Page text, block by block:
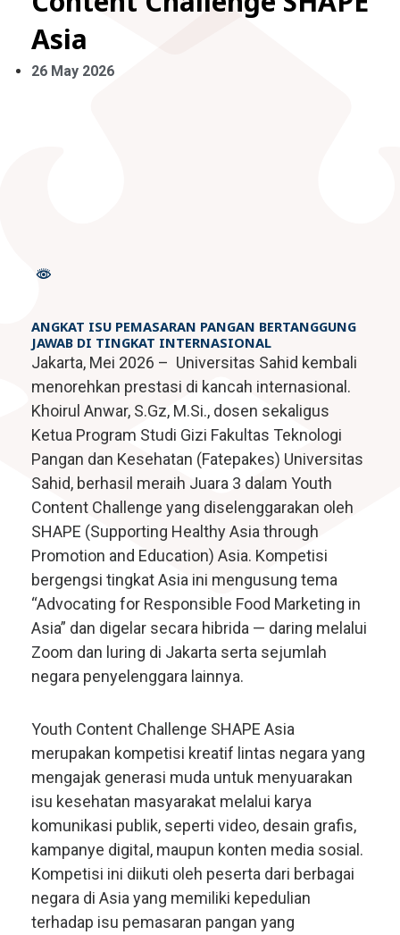
Teknik Lingkungan
Fakultas Teknologi Pangan & Kesehatan
Teknologi Pangan
CETAK KTM
Asia
26 May 2026
ANGKAT ISU PEMASARAN PANGAN BERTANGGUNG
JAWAB DI TINGKAT INTERNASIONAL
Jakarta, Mei 2026 – Universitas Sahid kembali
menorehkan prestasi di kancah internasional.
Khoirul Anwar, S.Gz, M.Si., dosen sekaligus
Ketua Program Studi Gizi Fakultas Teknologi
Pangan dan Kesehatan (Fatepakes) Universitas
Sahid, berhasil meraih Juara 3 dalam Youth
Content Challenge yang diselenggarakan oleh
SHAPE (Supporting Healthy Asia through
Promotion and Education) Asia. Kompetisi
bergengsi tingkat Asia ini mengusung tema
“Advocating for Responsible Food Marketing in
Asia” dan digelar secara hibrida — daring melalui
Zoom dan luring di Jakarta serta sejumlah
negara penyelenggara lainnya.
Youth Content Challenge SHAPE Asia
merupakan kompetisi kreatif lintas negara yang
mengajak generasi muda untuk menyuarakan
isu kesehatan masyarakat melalui karya
komunikasi publik, seperti video, desain grafis,
kampanye digital, maupun konten media sosial.
Kompetisi ini diikuti oleh peserta dari berbagai
negara di Asia yang memiliki kepedulian
terhadap isu pemasaran pangan yang